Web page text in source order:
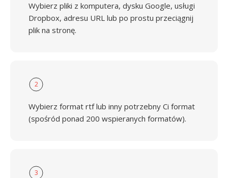
Wybierz pliki z komputera, dysku Google, usługi
Dropbox, adresu URL lub po prostu przeciągnij
plik na stronę.
2
Wybierz format rtf lub inny potrzebny Ci format
(spośród ponad 200 wspieranych formatów).
3